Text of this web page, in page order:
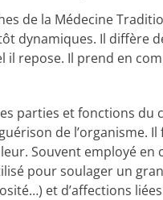
de la Médecine
dynamiques. Il diffère
il repose. Il prend en
parties et fonctions du
de l’organisme.
Souvent employé en
pour soulager un
et d’affections